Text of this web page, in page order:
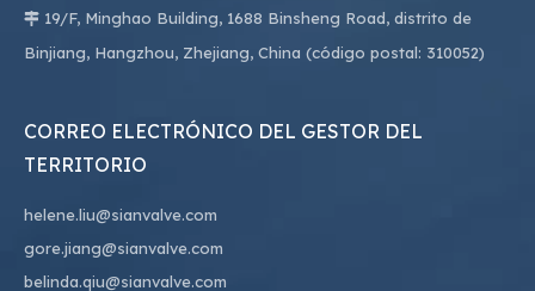
 19/F, Minghao Building, 1688 Binsheng Road, distrito de
Binjiang, Hangzhou, Zhejiang, China (código postal: 310052)
CORREO ELECTRÓNICO DEL GESTOR DEL
TERRITORIO
helene.liu@sianvalve.com
gore.jiang@sianvalve.com
belinda.qiu@sianvalve.com